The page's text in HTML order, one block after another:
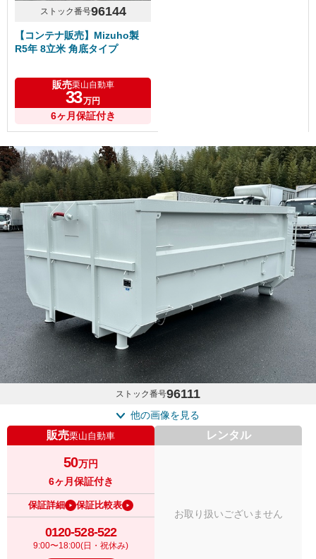
ストック番号96144
【コンテナ販売】Mizuho製
R5年 8立米 角底タイプ
販売栗山自動車
33万円
6ヶ月保証付き
ストック番号96111
他の画像を見る
販売栗山自動車
50万円
6ヶ月保証付き
保証詳細 保証比較表
0120-528-522
9:00〜18:00(日・祝休み)
レンタル
お取り扱いございません